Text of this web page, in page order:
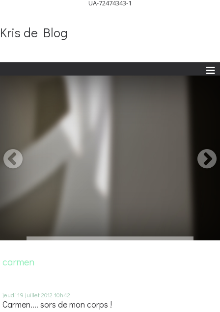
UA-72474343-1
Kris de Blog
carmen
jeudi 19 juillet 2012 10h42
Carmen.... sors de mon corps !